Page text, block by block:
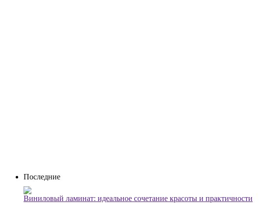
Последние
Виниловый ламинат: идеальное сочетание красоты и практичности